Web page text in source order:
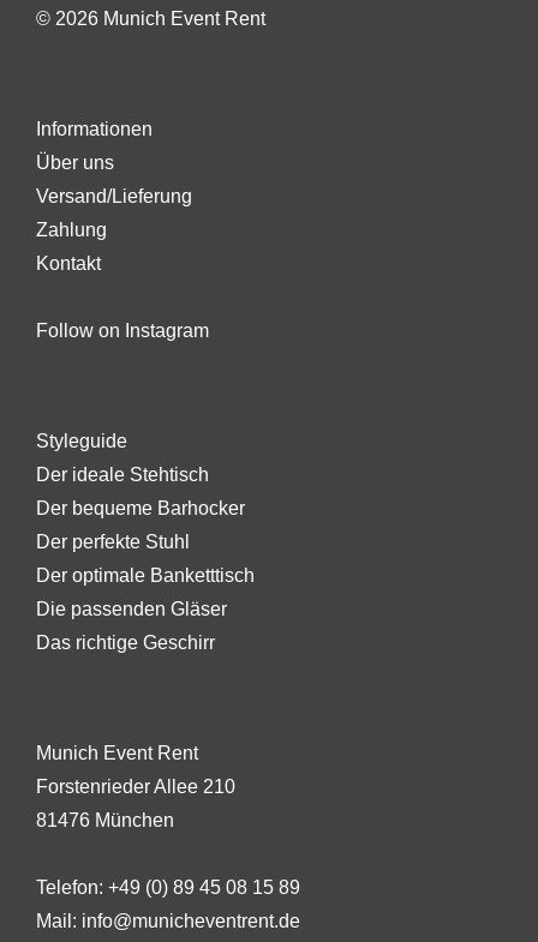
© 2026 Munich Event Rent
Informationen
Über uns
Versand/Lieferung
Zahlung
Kontakt
Follow on Instagram
Styleguide
Der ideale Stehtisch
Der bequeme Barhocker
Der perfekte Stuhl
Der optimale Banketttisch
Die passenden Gläser
Das richtige Geschirr
Munich Event Rent
Forstenrieder Allee 210
81476 München
Telefon: +49 (0) 89 45 08 15 89
Mail: info@municheventrent.de